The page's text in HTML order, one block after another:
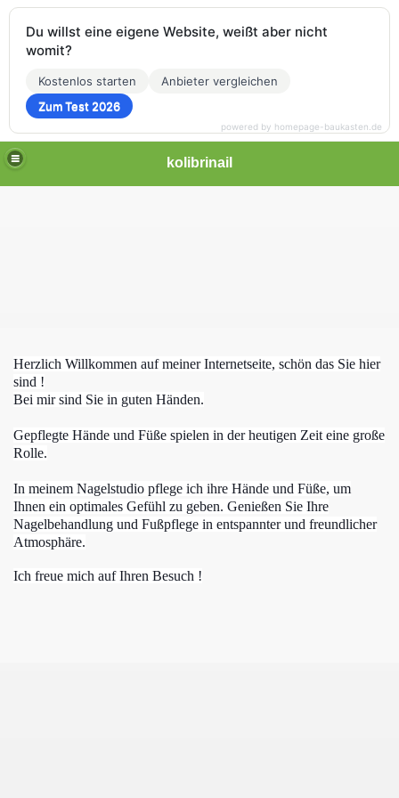
kolibrinail
Herzlich Willkommen auf meiner Internetseite, schön das Sie hier
sind !
Bei mir sind Sie in guten Händen.
Gepflegte Hände und Füße spielen in der heutigen Zeit eine große
Rolle.
In meinem Nagelstudio pflege ich ihre Hände und Füße, um
Ihnen ein optimales Gefühl zu geben. Genießen Sie Ihre
Nagelbehandlung und Fußpflege in entspannter und freundlicher
Atmosphäre.
Ich freue mich auf Ihren Besuch !
Du willst eine eigene Website, weißt aber nicht
womit?
Kostenlos starten
Anbieter vergleichen
Zum Test 2026
powered by homepage-baukasten.de